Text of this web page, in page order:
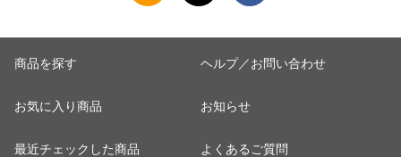
商品を探す
お気に入り商品
最近チェックした商品
ヘルプ／お問い合わせ
お知らせ
よくあるご質問